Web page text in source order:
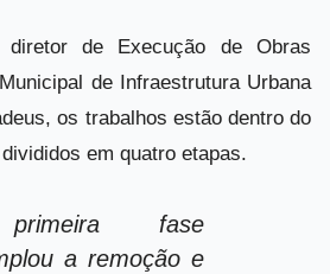
de Execução de Obras
de Infraestrutura Urbana
os trabalhos estão dentro do
em quatro etapas.
fase
a remoção e